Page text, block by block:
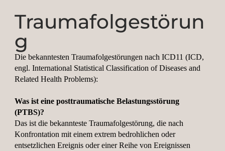
Traumafolgestörun
g
Die bekanntesten Traumafolgestörungen nach ICD11 (ICD,
engl. International Statistical Classification of Diseases and
Related Health Problems):
Was ist eine posttraumatische Belastungsstörung
(PTBS)?
Das ist die bekannteste Traumafolgestörung, die nach
Konfrontation mit einem extrem bedrohlichen oder
entsetzlichen Ereignis oder einer Reihe von Ereignissen